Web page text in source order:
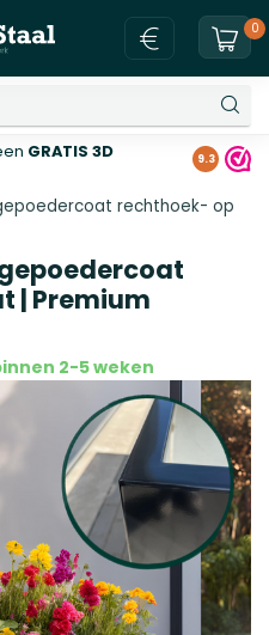
0
GRATIS 3D Gratis
9.3
rechthoek- op
| Premium
2-5 weken